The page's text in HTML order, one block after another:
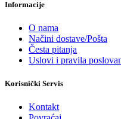
Informacije
O nama
Načini dostave/Pošta
Česta pitanja
Uslovi i pravila
Korisnički Servis
Kontakt